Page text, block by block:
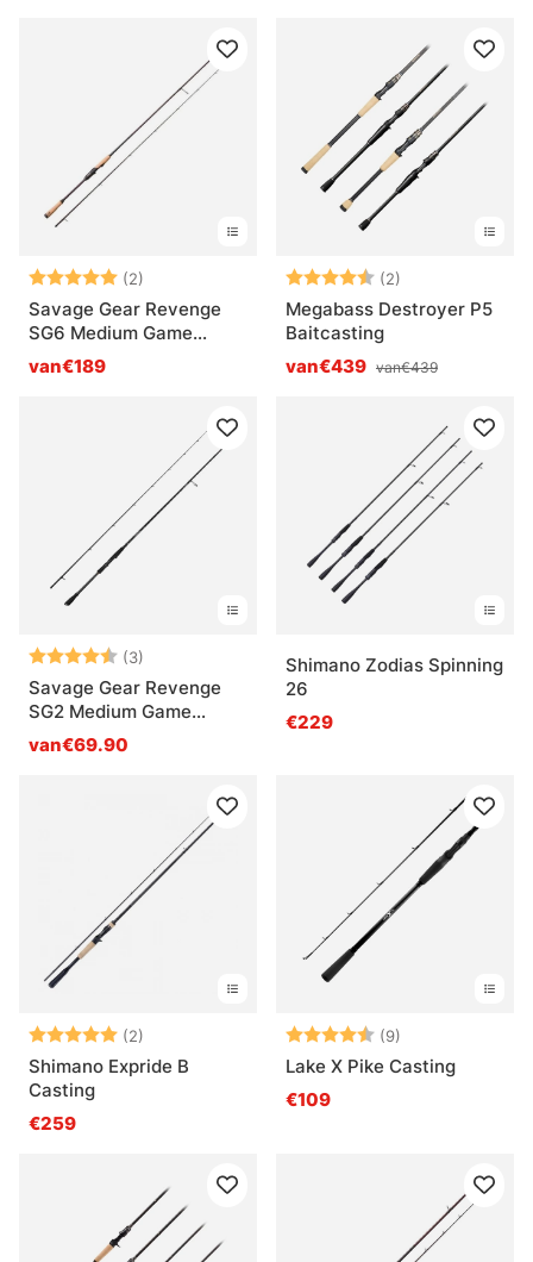
Beoordeling:
(2)
Savage Gear Revenge
SG6 Medium Game
Spinning
van€189
Beoordeling:
(2)
Megabass Destroyer P5
Baitcasting
van€439 van€439
Beoordeling:
(3)
Savage Gear Revenge
SG2 Medium Game
Spinning
van€69.90
Shimano Zodias Spinning
26
€229
Beoordeling:
(2)
Shimano Expride B
Casting
€259
Beoordeling:
(9)
Lake X Pike Casting
€109